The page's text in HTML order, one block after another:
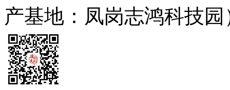
产基地：凤岗志鸿科技园